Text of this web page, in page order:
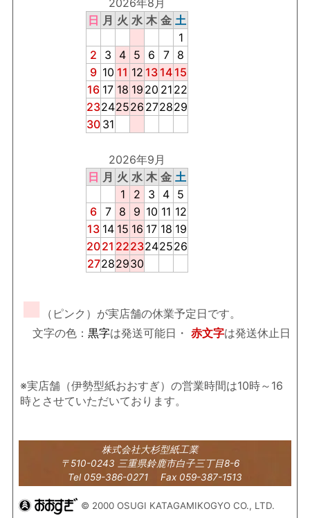
日 月 火 水 木 金 土
1
2
3 4 5 6 7
8
9 10 11 12 13 14 15
16 17 18 19 20 21 22
23242526 272829
30 31
2026年9月
日 月 火 水 木 金 土
1
2 3 4 5
6 7 8 9 10 11 12
13 14 15 16 17 18 19
2021 2223242526
27282930
■
（ピンク）が実店舗の休業予定日です。
文字の色： 黒字は発送可能日・ 赤文字は発送休止日
※実店舗（伊勢型紙おおすぎ）の営業時間は10時～16
時とさせていただいております。
株式会社大杉型紙工業
〒510-0243 三重県鈴鹿市白子三丁目8-6
Tel 059-386-0271 Fax 059-387-1513
© 2000 OSUGI KATAGAMIKOGYO CO., LTD.